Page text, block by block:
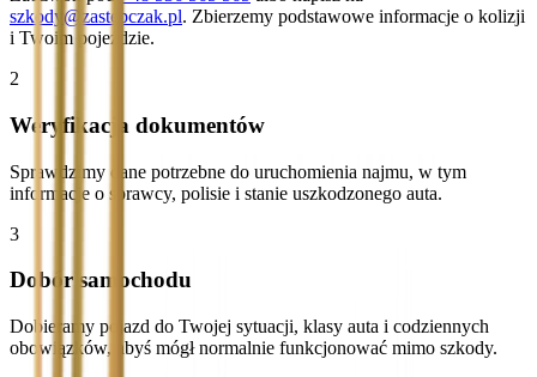
szkody@zastepczak.pl. Zbierzemy podstawowe informacje o kolizji
i Twoim pojeździe.
2
Weryfikacja dokumentów
Sprawdzimy dane potrzebne do uruchomienia najmu, w tym
informacje o sprawcy, polisie i stanie uszkodzonego auta.
3
Dobór samochodu
Dobieramy pojazd do Twojej sytuacji, klasy auta i codziennych
obowiązków, abyś mógł normalnie funkcjonować mimo szkody.